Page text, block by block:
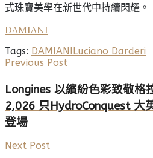
式珠寶美學在新世代中持續閃耀。
DAMIANI
Tags: DAMIANILuciano Darderi
Previous Post
Longines 以繽紛色彩致敬
2,026 只HydroConquest 大
登場
Next Post